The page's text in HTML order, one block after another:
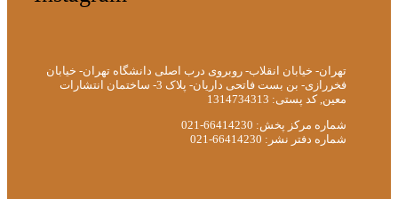
تهران- خیابان انقلاب- روبروی درب اصلی دانشگاه تهران- خیابان
فخررازی- بن بست فاتحی داریان- پلاک 3- ساختمان انتشارات
معین, کد پستی: 1314734313
شماره مرکز پخش: 66414230-021
شماره دفتر نشر: 66414230-021